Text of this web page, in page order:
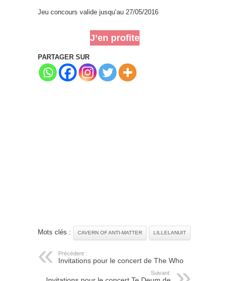
Jeu concours valide jusqu’au 27/05/2016
J’en profite
PARTAGER SUR
Mots clés : CAVERN OF ANTI-MATTER LILLELANUIT
Précédent :
Invitations pour le concert de The Who
Suivant: